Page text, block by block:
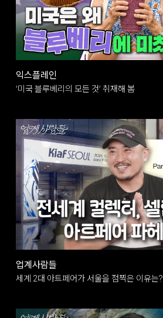
익스플레인
‘미국 블루베리의 모든 것’ 취재해 봄
업계사람들
세계 2대 아트페어가 서울을 점찍은 이유는?